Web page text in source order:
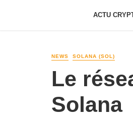
ACTU
NEWS SOLANA (SOL)
Le
Solana